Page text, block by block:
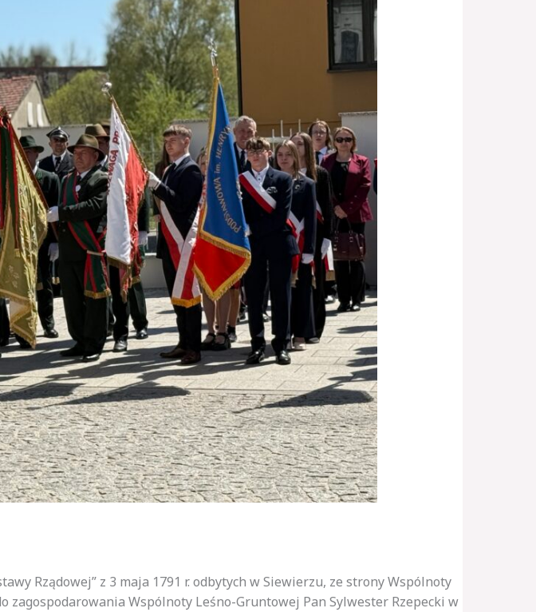
Rządowej” z 3 maja 1791 r. odbytych w Siewierzu, ze strony Wspólnoty
zagospodarowania Wspólnoty Leśno-Gruntowej Pan Sylwester Rzepecki w